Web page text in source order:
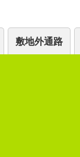
敷地外通路